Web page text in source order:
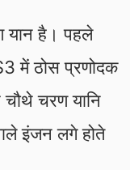
यान है। पहले
में ठोस प्रणोदक
चरण यानि
इंजन लगे होते